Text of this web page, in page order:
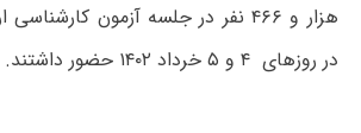
هزار و ۴۶۶ نفر در جلسه آزمون
در روزهای ۴ و ۵ خرداد ۱۴۰۲ حضور داشتند.